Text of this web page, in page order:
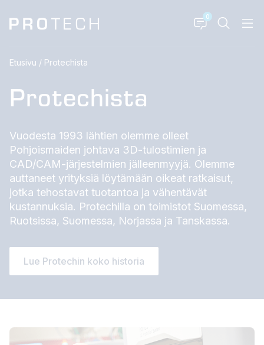
0
Etusivu / Protechista
Protechista
Vuodesta 1993 lähtien olemme olleet
Pohjoismaiden johtava 3D-tulostimien ja
CAD/CAM-järjestelmien jälleenmyyjä. Olemme
auttaneet yrityksiä löytämään oikeat ratkaisut,
jotka tehostavat tuotantoa ja vähentävät
kustannuksia. Protechilla on toimistot Suomessa,
Ruotsissa, Suomessa, Norjassa ja Tanskassa.
Lue Protechin koko historia